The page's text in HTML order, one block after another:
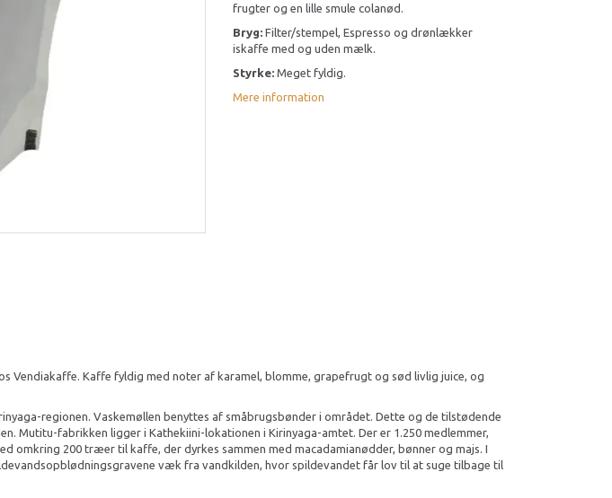
frugter og en lille smule colanød.
Bryg: Filter/stempel, Espresso og drønlækker
iskaffe med og uden mælk.
Styrke: Meget fyldig.
Mere information
Kaffe fyldig med noter af karamel, blomme, grapefrugt og sød livlig juice, og
regionen. Vaskemøllen benyttes af småbrugsbønder i området. Dette og de tilstødende
Mutitu-fabrikken ligger i Kathekiini-lokationen i Kirinyaga-amtet. Der er 1.250 medlemmer,
200 træer til kaffe, der dyrkes sammen med macadamianødder, bønner og majs. I
væk fra vandkilden, hvor spildevandet får lov til at suge tilbage til